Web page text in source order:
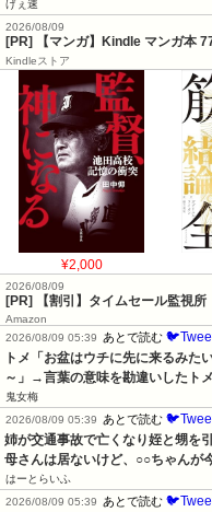
げぇ速
2026/08/09
[PR] 【マンガ】Kindle マンガ本
Kindleストア
¥2,000
2026/08/09
[PR] 【割引】タイムセール監視所
Amazon
2026/08/09 05:39
あとで読む
トメ「お盆はウチに先に来るみた
～」→言葉の意味を勘違いしたト
鬼女梅
2026/08/09 05:39
あとで読む
姉が交通事故で亡くなり姪と甥を
母さんは居ないけど、○○ちゃんが
はーとらいふ
2026/08/09 05:39
あとで読む